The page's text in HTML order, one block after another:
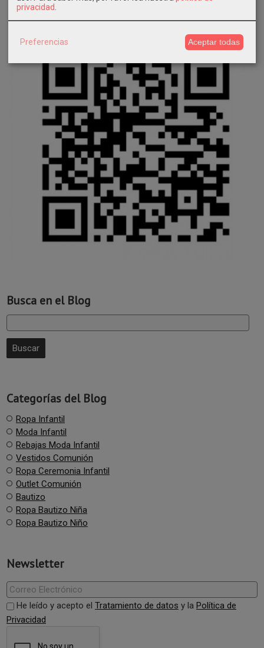
Busca en el Blog
Categorías del Blog
Ropa Infantil
Moda Infantil
Rebajas Moda Infantil
Vestidos Comunión
Ropa Ceremonia Infantil
Outlet Comunión
Bautizo
Ropa Bautizo Niña
Ropa Bautizo Niño
Newsletter
He leído y acepto el Tratamiento de datos y la Política de
Privacidad
privacidad
Preferencias Aceptar todas